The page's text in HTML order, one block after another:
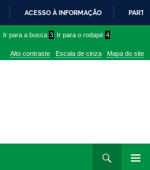
PARA
CONTEÚDO
ACESSO À INFORMAÇÃO
Ir para a busca 3 Ir para o rodapé 4
Alto contraste Escala de cinza Mapa do site